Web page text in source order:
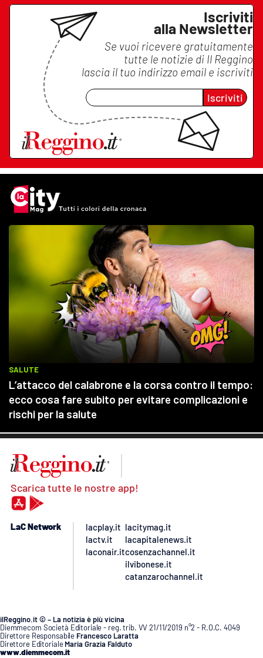
Iscriviti
alla Newsletter
Se vuoi ricevere gratuitamente
tutte le notizie di Il Reggino
lascia il tuo indirizzo email e iscriviti
Iscriviti
Scarica tutte le nostre app!
LaC Network
lacplay.it
lactv.it
laconair.it
lacitymag.it
lacapitalenews.it
cosenzachannel.it
ilvibonese.it
catanzarochannel.it
ilReggino.it © – La notizia è più vicina
Diemmecom Società Editoriale - reg. trib. VV 21/11/2019 n°2 - R.O.C. 4049
Direttore Responsabile Francesco Laratta
Direttore Editoriale Maria Grazia Falduto
www.diemmecom.it